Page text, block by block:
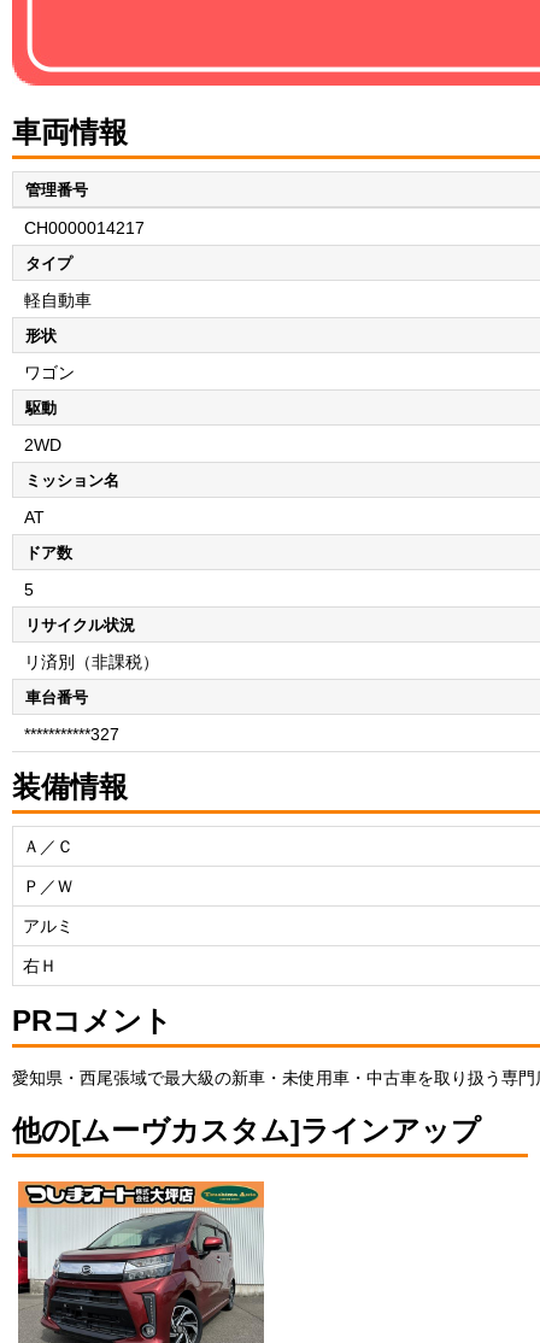
車両情報
管理番号
CH0000014217
タイプ
軽自動車
形状
ワゴン
駆動
2WD
ミッション名
AT
ドア数
5
リサイクル状況
リ済別（非課税）
車台番号
***********327
装備情報
Ａ／Ｃ
Ｐ／Ｗ
アルミ
右Ｈ
PRコメント
愛知県・西尾張域で最大級の新車・未使用車・中古車を取り扱う専
他の[ムーヴカスタム]ラインアップ